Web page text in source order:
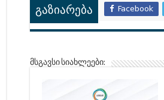
გაზიარება Facebook
მსგავსი სიახლეები: